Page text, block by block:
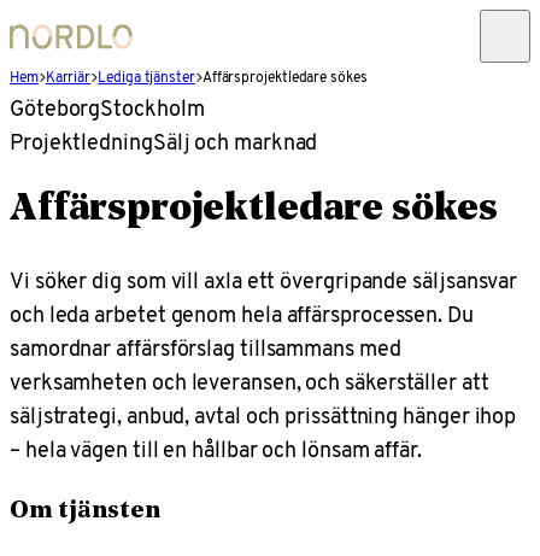
Hem Karriär Lediga tjänster Affärsprojektledare sökes
GöteborgStockholm
ProjektledningSälj och marknad
Affärsprojektledare sökes
Vi söker dig som vill axla ett övergripande säljsansvar
och leda arbetet genom hela affärsprocessen. Du
samordnar affärsförslag tillsammans med
verksamheten och leveransen, och säkerställer att
säljstrategi, anbud, avtal och prissättning hänger ihop
– hela vägen till en hållbar och lönsam affär.
Om tjänsten